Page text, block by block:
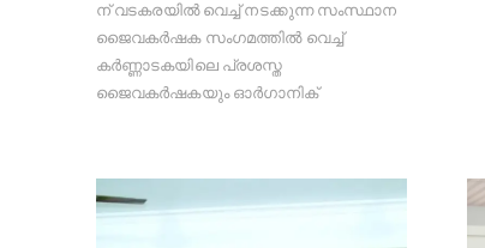
ന് വടകരയിൽ വെച്ച് നടക്കുന്ന സംസ്ഥാന
ജൈവകർഷക സംഗമത്തിൽ വെച്ച്
കർണ്ണാടകയിലെ പ്രശസ്ത
ജൈവകർഷകയും ഓർഗാനിക്